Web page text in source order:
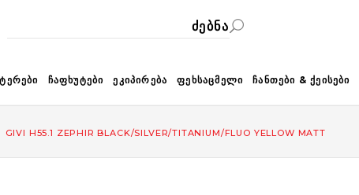
ᲩᲐᲤᲮᲣᲢᲔᲑᲘ ᲔᲙᲘᲞᲘᲠᲔᲑᲐ ᲤᲔᲮᲡᲐᲪᲛᲔᲚᲘ ᲩᲐᲜᲗᲔᲑᲘ & ᲥᲔᲘᲡᲔᲑᲘ
GIVI H55.1 ZEPHIR BLACK/SILVER/TITANIUM/FLUO YELLOW MATT